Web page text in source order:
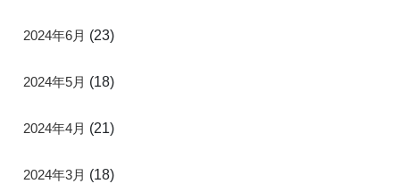
2024年6月 (23)
2024年5月 (18)
2024年4月 (21)
2024年3月 (18)